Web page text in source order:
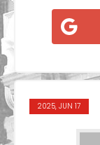
2025, JUN 17